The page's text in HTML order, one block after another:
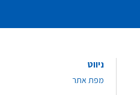
ניווט
מפת אתר